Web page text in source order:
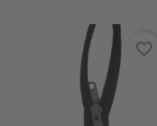
favorite_border